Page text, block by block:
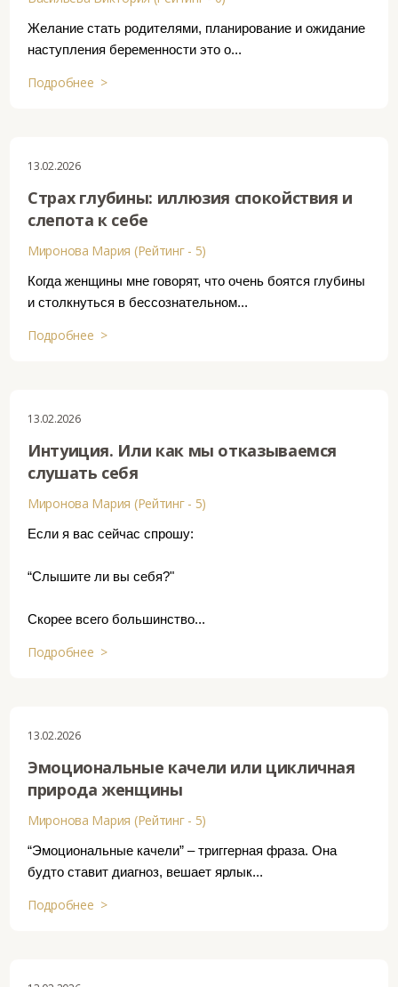
Желание стать родителями, планирование и ожидание
наступления беременности это о...
Подробнее >
13.02.2026
Страх глубины: иллюзия спокойствия и
слепота к себе
Миронова Мария (Рейтинг - 5)
Когда женщины мне говорят, что очень боятся глубины
и столкнуться в бессознательном...
Подробнее >
13.02.2026
Интуиция. Или как мы отказываемся
слушать себя
Миронова Мария (Рейтинг - 5)
Если я вас сейчас спрошу:
“Слышите ли вы себя?"
Скорее всего большинство...
Подробнее >
13.02.2026
Эмоциональные качели или цикличная
природа женщины
Миронова Мария (Рейтинг - 5)
“Эмоциональные качели” – триггерная фраза. Она
будто ставит диагноз, вешает ярлык...
Подробнее >